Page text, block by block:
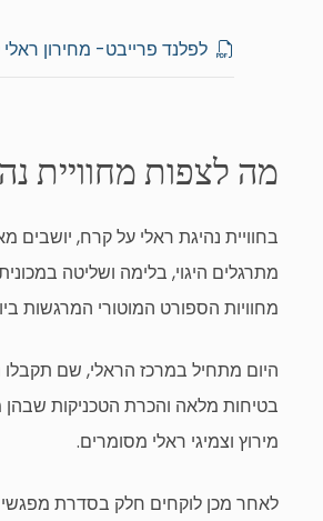
לפלנד פרייבט- מחירון ראלי קרח
מה לצפות מחוויית
בחוויית נהיגת ראלי על קרח, יושבים
מתרגלים היגוי, בלימה ושליטה
מחוויות הספורט המוטורי המרגשות
היום מתחיל במרכז הראלי, שם תקבלו
בטיחות מלאה והכרת הטכניקות שבהן
מירוץ וצמיגי ראלי מסומרים.
לאחר מכן לוקחים חלק בסדרת מפגשי